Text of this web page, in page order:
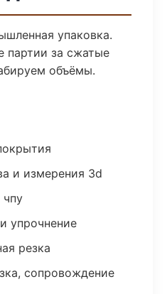
упаковка.
партии за сжатые
объёмы.
и измерения 3d
чпу
упрочнение
резка
сопровождение